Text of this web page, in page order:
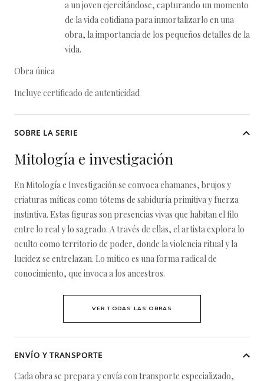
a un joven ejercitándose, capturando un momento
de la vida cotidiana para inmortalizarlo en una
obra, la importancia de los pequeños detalles de la
vida.
Obra única
Incluye certificado de autenticidad
SOBRE LA SERIE
Mitología e investigación
En Mitología e Investigación se convoca chamanes, brujos y
criaturas míticas como tótems de sabiduría primitiva y fuerza
instintiva. Estas figuras son presencias vivas que habitan el filo
entre lo real y lo sagrado. A través de ellas, el artista explora lo
oculto como territorio de poder, donde la violencia ritual y la
lucidez se entrelazan. Lo mítico es una forma radical de
conocimiento, que invoca a los ancestros.
VER TODAS LAS OBRAS
ENVÍO Y TRANSPORTE
Cada obra se prepara y envía con transporte especializado,